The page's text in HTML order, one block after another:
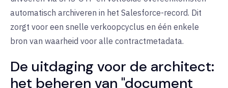
automatisch archiveren in het Salesforce-record. Dit
zorgt voor een snelle verkoopcyclus en één enkele
bron van waarheid voor alle contractmetadata.
De uitdaging voor de architect:
het beheren van "document